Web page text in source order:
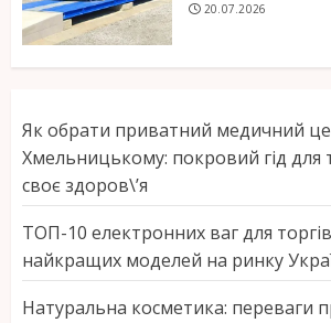
20.07.2026
Як обрати приватний медичний
Хмельницькому: покровий гід для
своє здоров\’я
ТОП-10 електронних ваг для
найкращих моделей на ринку
Натуральна косметика: переваги